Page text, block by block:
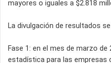
mayores o iguales a $2.818
La divulgación de resultados
Fase 1: en el mes de marzo
estadística para las empresas